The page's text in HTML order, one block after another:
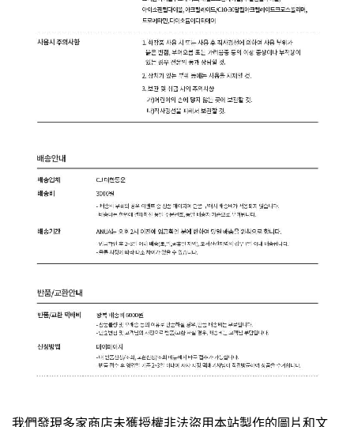
我們發現多家商店未獲授權非法盜用本站製作的圖片和文